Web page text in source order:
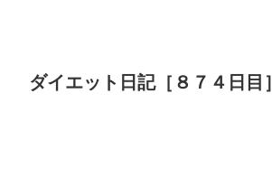
ダイエット日記［８７４日目］